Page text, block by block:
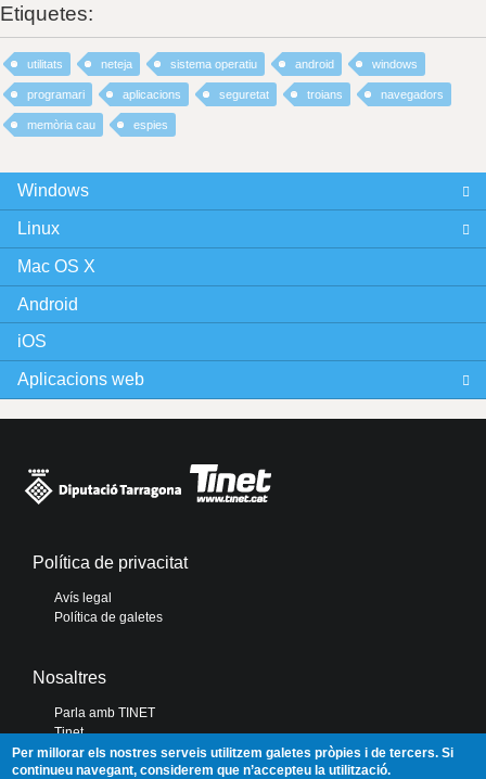
Etiquetes:
utilitats neteja sistema operatiu android windows
programari aplicacions seguretat troians navegadors
memòria cau espies
Windows
Linux
Mac OS X
Android
iOS
Aplicacions web
Política de privacitat
Avís legal
Política de galetes
Nosaltres
Parla amb TINET
Tinet
Diputació de Tarragona
Portal de Transparència
Per millorar els nostres serveis utilitzem galetes pròpies i de tercers. Si
continueu navegant, considerem que n’accepteu la utilització.